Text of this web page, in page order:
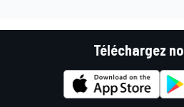
Téléchargez